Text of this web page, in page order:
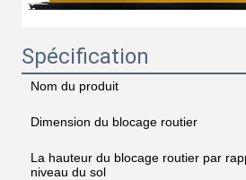
Spécification
Nom du produit
Dimension du blocage routier
La hauteur du blocage routier par
niveau du sol